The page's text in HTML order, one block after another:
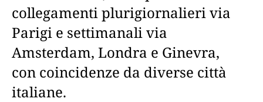
collegamenti plurigiornalieri via
Parigi e settimanali via
Amsterdam, Londra e Ginevra,
con coincidenze da diverse città
italiane.